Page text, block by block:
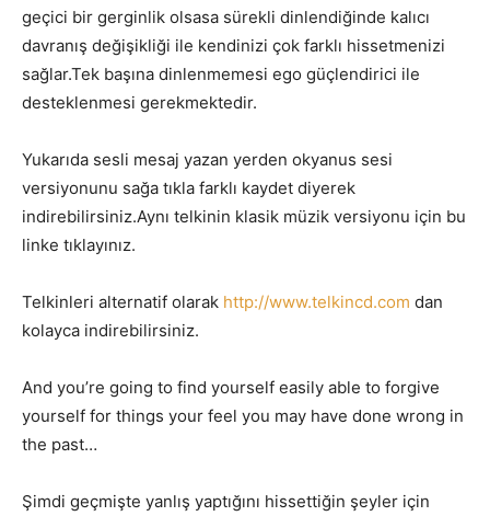
geçici bir gerginlik olsasa sürekli dinlendiğinde kalıcı
davranış değişikliği ile kendinizi çok farklı hissetmenizi
sağlar.Tek başına dinlenmemesi ego güçlendirici ile
desteklenmesi gerekmektedir.
Yukarıda sesli mesaj yazan yerden okyanus sesi
versiyonunu sağa tıkla farklı kaydet diyerek
indirebilirsiniz.Aynı telkinin klasik müzik versiyonu için bu
linke tıklayınız.
Telkinleri alternatif olarak http://www.telkincd.com dan
kolayca indirebilirsiniz.
And you’re going to find yourself easily able to forgive
yourself for things your feel you may have done wrong in
the past…
Şimdi geçmişte yanlış yaptığını hissettiğin şeyler için